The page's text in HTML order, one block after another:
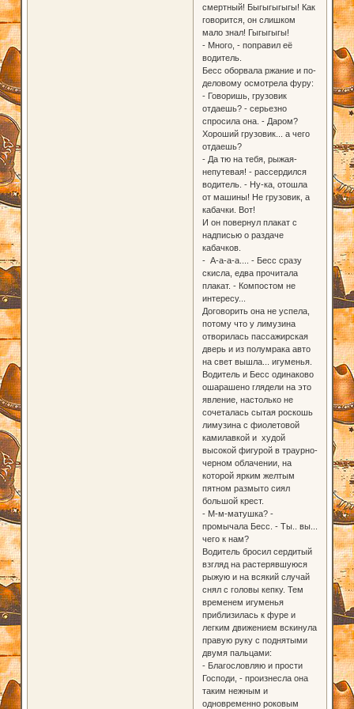
смертный! Быгыгыгыгы! Как
говорится, он слишком
мало знал! Гыгыгыгы!
- Много, - поправил её
водитель.
Бесс оборвала ржание и по-
деловому осмотрела фуру:
- Говоришь, грузовик
отдаешь? - серьезно
спросила она. - Даром?
Хороший грузовик... а чего
отдаешь?
- Да тю на тебя, рыжая-
непутевая! - рассердился
водитель. - Ну-ка, отошла
от машины! Не грузовик, а
кабачки. Вот!
И он повернул плакат с
надписью о раздаче
кабачков.
- А-а-а-а.... - Бесс сразу
скисла, едва прочитала
плакат. - Компостом не
интересу...
Договорить она не успела,
потому что у лимузина
отворилась пассажирская
дверь и из полумрака авто
на свет вышла... игуменья.
Водитель и Бесс одинаково
ошарашено глядели на это
явление, настолько не
сочеталась сытая роскошь
лимузина с фиолетовой
камилавкой и худой
высокой фигурой в траурно-
черном облачении, на
которой ярким желтым
пятном размыто сиял
большой крест.
- М-м-матушка? -
промычала Бесс. - Ты.. вы...
чего к нам?
Водитель бросил сердитый
взгляд на растерявшуюся
рыжую и на всякий случай
снял с головы кепку. Тем
временем игуменья
приблизилась к фуре и
легким движением вскинула
правую руку с поднятыми
двумя пальцами:
- Благословляю и прости
Господи, - произнесла она
таким нежным и
одновременно роковым